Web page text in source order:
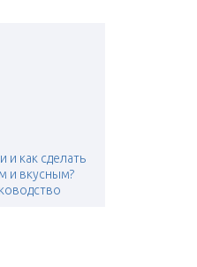
и как сделать
и вкусным?